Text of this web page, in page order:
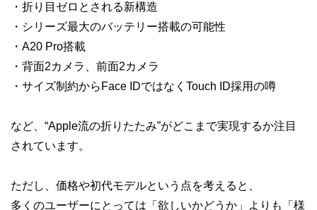
・折り目ゼロとされる新構造
・シリーズ最大のバッテリー搭載の可能性
・A20 Pro搭載
・背面2カメラ、前面2カメラ
・サイズ制約からFace IDではなくTouch ID採用の噂
など、“Apple流の折りたたみ”がどこまで実現するか注目
されています。
ただし、価格や初代モデルという点を考えると、
多くのユーザーにとっては「欲しいかどうか」よりも「様